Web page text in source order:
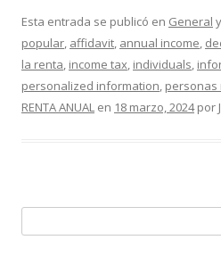
e
b
o
o
itt
er
m
p
ar
ti
Esta entrada se publicó en General
popular, affidavit, annual income,
la renta, income tax, individuals,
personalized information, personas
RENTA ANUAL en 18 marzo, 2024por
u